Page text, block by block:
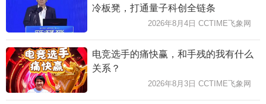
冷板凳，打通量子科创全链条
2026年8月4日 CCTIME飞象网
电竞选手的痛快赢，和手残的我有什么
关系？
2026年8月3日 CCTIME飞象网